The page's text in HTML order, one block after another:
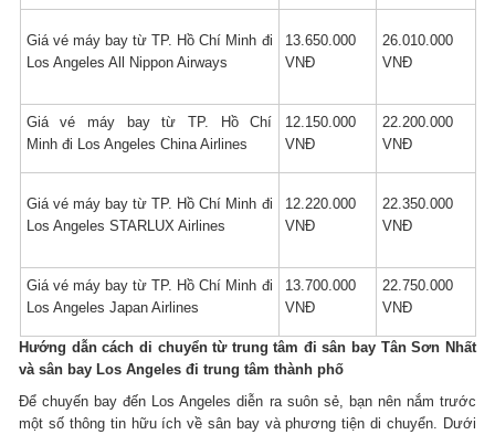
Giá vé máy bay từ TP. Hồ Chí Minh đi
Los Angeles All Nippon Airways
13.650.000
VNĐ
26.010.000
VNĐ
Giá vé máy bay từ TP. Hồ Chí
Minh đi Los Angeles China Airlines
12.150.000
VNĐ
22.200.000
VNĐ
Giá vé máy bay từ TP. Hồ Chí Minh đi
Los Angeles STARLUX Airlines
12.220.000
VNĐ
22.350.000
VNĐ
Giá vé máy bay từ TP. Hồ Chí Minh đi
Los Angeles Japan Airlines
13.700.000
VNĐ
22.750.000
VNĐ
Hướng dẫn cách di chuyển từ trung tâm đi sân bay Tân Sơn Nhất
và sân bay Los Angeles đi trung tâm thành phố
Để chuyến bay đến Los Angeles diễn ra suôn sẻ, bạn nên nắm trước
một số thông tin hữu ích về sân bay và phương tiện di chuyển. Dưới